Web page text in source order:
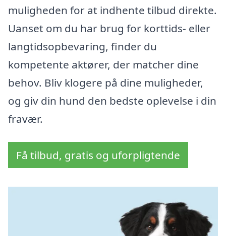
muligheden for at indhente tilbud direkte.
Uanset om du har brug for korttids- eller
langtidsopbevaring, finder du
kompetente aktører, der matcher dine
behov. Bliv klogere på dine muligheder,
og giv din hund den bedste oplevelse i din
fravær.
Få tilbud, gratis og uforpligtende